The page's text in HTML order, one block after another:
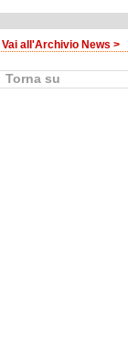
Vai all'Archivio News >
Torna su